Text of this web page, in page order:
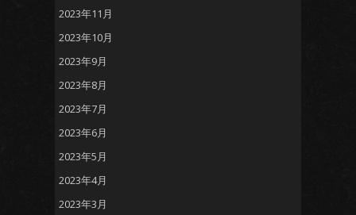
2023年11月
2023年10月
2023年9月
2023年8月
2023年7月
2023年6月
2023年5月
2023年4月
2023年3月